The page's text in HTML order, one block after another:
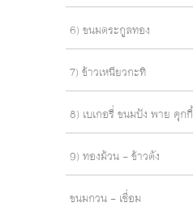
6) ขนมตระกูลทอง
7) ข้าวเหนียวกะทิ
8) เบเกอรี่ ขนมปัง พาย คุกกี้
9) ทองม้วน - ข้าวตัง
ขนมกวน - เชื่อม